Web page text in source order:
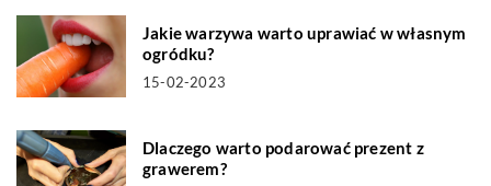
Jakie warzywa warto uprawiać w własnym
ogródku?
15-02-2023
Dlaczego warto podarować prezent z
grawerem?